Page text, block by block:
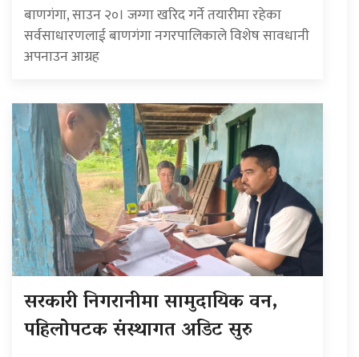
बाणगंगा, साउन २०। जग्गा खरिद गर्ने तयारीमा रहेका
सर्वसाधारणलाई बाणगंगा नगरपालिकाले विशेष सावधानी
अपनाउन आग्रह
सरकारी निगरानीमा सामुदायिक वन,
पहिलोपटक संस्थागत अडिट सुरु